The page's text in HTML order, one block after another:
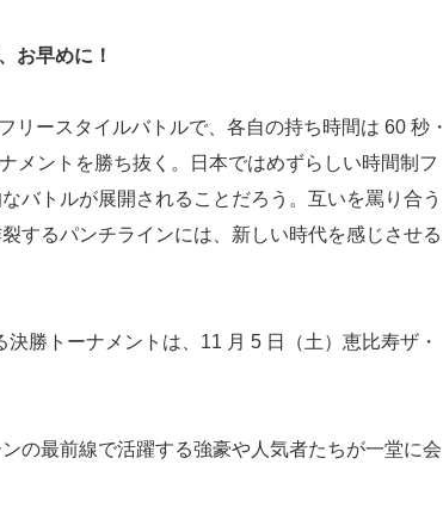
お早めに！
リースタイルバトルで、各自の持ち時間は 60 秒・
メントを勝ち抜く。日本ではめずらしい時間制フ
バトルが展開されることだろう。互いを罵り合う
するパンチラインには、新しい時代を感じさせる
勝トーナメントは、11 月 5 日（土）恵比寿ザ・
の最前線で活躍する強豪や人気者たちが一堂に会